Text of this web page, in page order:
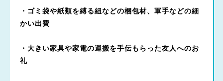
・ゴミ袋や紙類を縛る紐などの梱包材、軍手などの細
かい出費
・大きい家具や家電の運搬を手伝もらった友人へのお
礼